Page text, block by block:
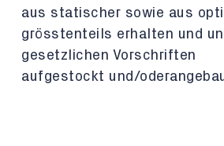
aus statischer sowie aus
grösstenteils erhalten und
gesetzlichen Vorschriften
aufgestockt und/oder